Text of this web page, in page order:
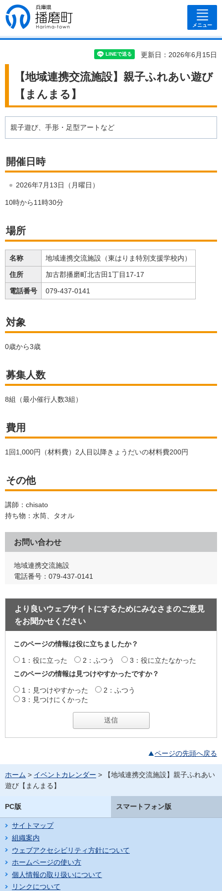
兵庫県 播磨
町
メニュー
更新日：2026年6月15日
【地域連携交流施設】親子ふれあい遊び
【まんまる】
親子遊び、手形・足型アートなど
開催日時
2026年7月13日（月曜日）
10時から11時30分
場所
名称 地域連携交流施設（東はりま特別支援学校内）
住所 加古郡播磨町北古田1丁目17-17
電話番号 079-437-0141
対象
0歳から3歳
募集人数
8組（最小催行人数3組）
費用
1回1,000円（材料費）2人目以降きょうだいの材料費200円
その他
講師：chisato
持ち物：水筒、タオル
お問い合わせ
地域連携交流施設
電話番号：079-437-0141
より良いウェブサイトにするためにみなさまのご意見
をお聞かせください
このページの情報は役に立ちましたか？
1：役に立った 2：ふつう
3：役に立たなかった
このページの情報は見つけやすかったですか？
1：見つけやすかった
2：ふつう
3：見つけにくかった
ページの先頭へ戻る
ホーム > イベントカレンダー > 【地域連携交流施設】親子ふれあい
遊び【まんまる】
PC版 スマートフォン版
サイトマップ
組織案内
ウェブアクセシビリティ方針について
ホームページの使い方
個人情報の取り扱いについて
リンクについて